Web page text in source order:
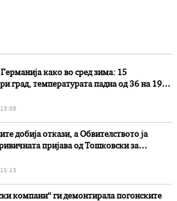
како во сред зима: 15
град, температурата падна од 36 на 19
добија откази, а Обвителството ја
пријава од Тошковски за
компани“ ги демонтирала погонските